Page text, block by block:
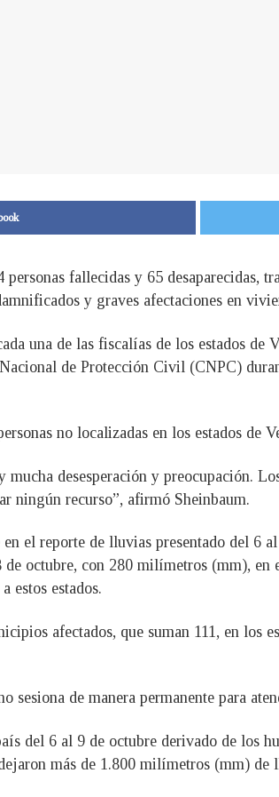
fallecidas y 65 desaparecidas,
y graves afectaciones en
una de las fiscalías de los estados
de Protección Civil (CNPC)
no localizadas en los estados de
mucha desesperación y preocupación.
ningún recurso”, afirmó Sheinbaum.
el reporte de lluvias presentado del 6
octubre, con 280 milímetros (mm), en
estos estados.
afectados, que suman 111, en los
sesiona de manera permanente para
del 6 al 9 de octubre derivado de los
más de 1.800 milímetros (mm) de